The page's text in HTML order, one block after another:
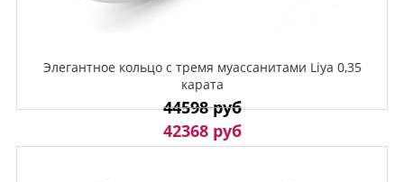
Элегантное кольцо с тремя муассанитами Liya 0,35
карата
44598 руб
42368 руб